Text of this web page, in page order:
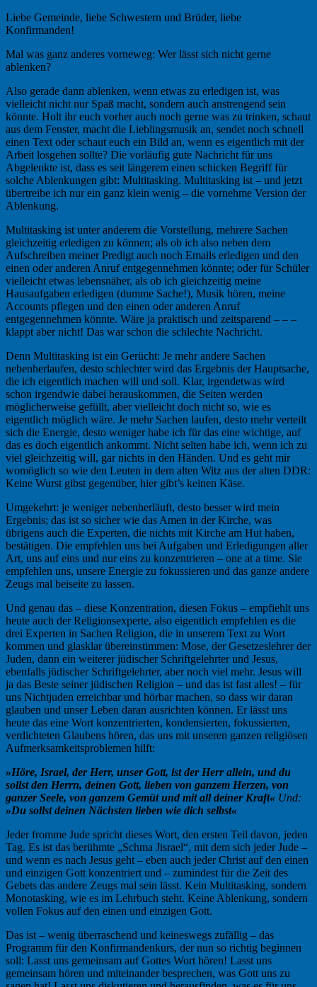
Liebe Gemeinde, liebe Schwestern und Brüder, liebe
Konfirmanden!
Mal was ganz anderes vorneweg: Wer lässt sich nicht gerne
ablenken?
Also gerade dann ablenken, wenn etwas zu erledigen ist, was
vielleicht nicht nur Spaß macht, sondern auch anstrengend sein
könnte. Holt ihr euch vorher auch noch gerne was zu trinken, schaut
aus dem Fenster, macht die Lieblingsmusik an, sendet noch schnell
einen Text oder schaut euch ein Bild an, wenn es eigentlich mit der
Arbeit losgehen sollte? Die vorläufig gute Nachricht für uns
Abgelenkte ist, dass es seit längerem einen schicken Begriff für
solche Ablenkungen gibt: Multitasking. Multitasking ist – und jetzt
übertreibe ich nur ein ganz klein wenig – die vornehme Version der
Ablenkung.
Multitasking ist unter anderem die Vorstellung, mehrere Sachen
gleichzeitig erledigen zu können; als ob ich also neben dem
Aufschreiben meiner Predigt auch noch Emails erledigen und den
einen oder anderen Anruf entgegennehmen könnte; oder für Schüler
vielleicht etwas lebensnäher, als ob ich gleichzeitig meine
Hausaufgaben erledigen (dumme Sache!), Musik hören, meine
Accounts pflegen und den einen oder anderen Anruf
entgegennehmen könnte. Wäre ja praktisch und zeitsparend – – –
klappt aber nicht! Das war schon die schlechte Nachricht.
Denn Multitasking ist ein Gerücht: Je mehr andere Sachen
nebenherlaufen, desto schlechter wird das Ergebnis der Hauptsache,
die ich eigentlich machen will und soll. Klar, irgendetwas wird
schon irgendwie dabei herauskommen, die Seiten werden
möglicherweise gefüllt, aber vielleicht doch nicht so, wie es
eigentlich möglich wäre. Je mehr Sachen laufen, desto mehr verteilt
sich die Energie, desto weniger habe ich für das eine wichtige, auf
das es doch eigentlich ankommt. Nicht selten habe ich, wenn ich zu
viel gleichzeitig will, gar nichts in den Händen. Und es geht mir
womöglich so wie den Leuten in dem alten Witz aus der alten DDR:
Keine Wurst gibst gegenüber, hier gibt’s keinen Käse.
Umgekehrt: je weniger nebenherläuft, desto besser wird mein
Ergebnis; das ist so sicher wie das Amen in der Kirche, was
übrigens auch die Experten, die nichts mit Kirche am Hut haben,
bestätigen. Die empfehlen uns bei Aufgaben und Erledigungen aller
Art, uns auf eins und nur eins zu konzentrieren – one at a time. Sie
empfehlen uns, unsere Energie zu fokussieren und das ganze andere
Zeugs mal beiseite zu lassen.
Und genau das – diese Konzentration, diesen Fokus – empfiehlt uns
heute auch der Religionsexperte, also eigentlich empfehlen es die
drei Experten in Sachen Religion, die in unserem Text zu Wort
kommen und glasklar übereinstimmen: Mose, der Gesetzeslehrer der
Juden, dann ein weiterer jüdischer Schriftgelehrter und Jesus,
ebenfalls jüdischer Schriftgelehrter, aber noch viel mehr. Jesus will
ja das Beste seiner jüdischen Religion – und das ist fast alles! – für
uns Nichtjuden erreichbar und hörbar machen, so dass wir daran
glauben und unser Leben daran ausrichten können. Er lässt uns
heute das eine Wort konzentrierten, kondensierten, fokussierten,
verdichteten Glaubens hören, das uns mit unseren ganzen religiösen
Aufmerksamkeitsproblemen hilft:
»Höre, Israel, der Herr, unser Gott, ist der Herr allein, und du
sollst den Herrn, deinen Gott, lieben von ganzem Herzen, von
ganzer Seele, von ganzem Gemütund mit all deiner Kraft« Und:
»Du sollst deinen Nächsten lieben wie dich selbst«
Jeder fromme Jude spricht dieses Wort, den ersten Teil davon, jeden
Tag. Es ist das berühmte „Schma Jisrael“, mit dem sich jeder Jude –
und wenn es nach Jesus geht – eben auch jeder Christ auf den einen
und einzigen Gott konzentriert und – zumindest für die Zeit des
Gebets das andere Zeugs mal sein lässt. Kein Multitasking, sondern
Monotasking, wie es im Lehrbuch steht. Keine Ablenkung, sondern
vollen Fokus auf den einen und einzigen Gott.
Das ist – wenig überraschend und keineswegs zufällig – das
Programm für den Konfirmandenkurs, der nun so richtig beginnen
soll: Lasst uns gemeinsam auf Gottes Wort hören! Lasst uns
gemeinsam hören und miteinander besprechen, was Gott uns zu